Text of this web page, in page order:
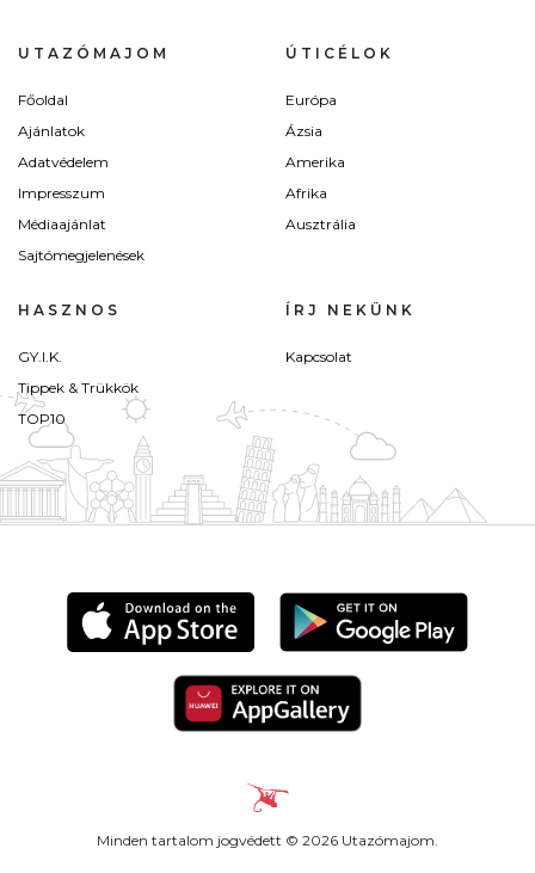
UTAZÓMAJOM
Főoldal
Ajánlatok
Adatvédelem
Impresszum
Médiaajánlat
Sajtómegjelenések
ÚTICÉLOK
Európa
Ázsia
Amerika
Afrika
Ausztrália
HASZNOS
GY.I.K.
Tippek & Trükkök
TOP10
ÍRJ NEKÜNK
Kapcsolat
Minden tartalom jogvédett © 2026 Utazómajom.